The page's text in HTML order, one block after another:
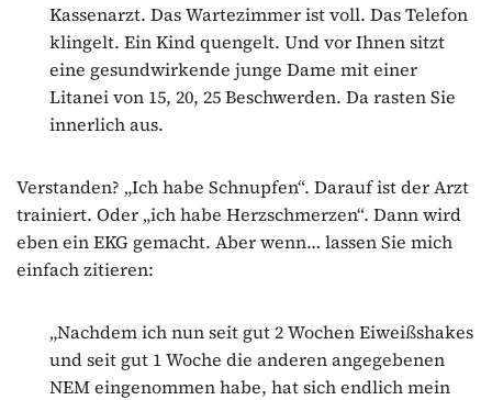
Kassenarzt. Das Wartezimmer ist voll. Das Telefon
klingelt. Ein Kind quengelt. Und vor Ihnen sitzt
eine gesundwirkende junge Dame mit einer
Litanei von 15, 20, 25 Beschwerden. Da rasten Sie
innerlich aus.
Verstanden? „Ich habe Schnupfen“. Darauf ist der Arzt
trainiert. Oder „ich habe Herzschmerzen“. Dann wird
eben ein EKG gemacht. Aber wenn… lassen Sie mich
einfach zitieren:
„Nachdem ich nun seit gut 2 Wochen Eiweißshakes
und seit gut 1 Woche die anderen angegebenen
NEM eingenommen habe, hat sich endlich mein